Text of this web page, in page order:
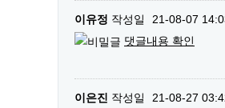
이유정 작성일
21-08-07
댓글내용 확인
이은진 작성일
21-08-27